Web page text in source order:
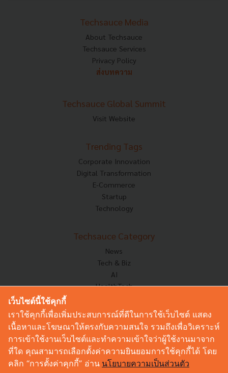
Techsauce Media
About Techsauce
Techsauce Services
Privacy Policy
ส่งบทความ
Techsauce Global Summit
Visit Website
Trending Tags
Corporate Innovation
Digital Transformation
E-Commerce
Startup
Technology
Techsauce Category
News
Tech & Biz
AI
HealthTech
Corp Innov
Saucy Thoughts
Based On
Sustainable
Videos
Podcast
เว็บไซต์นี้ใช้คุกกี้
เราใช้คุกกี้เพื่อเพิ่มประสบการณ์ที่ดีในการใช้เว็บไซต์ แสดง
เนื้อหาและโฆษณาให้ตรงกับความสนใจ รวมถึงเพื่อวิเคราะห์
การเข้าใช้งานเว็บไซต์และทำความเข้าใจว่าผู้ใช้งานมาจาก
ที่ใด คุณสามารถเลือกตั้งค่าความยินยอมการใช้คุกกี้ได้ โดย
คลิก “การตั้งค่าคุกกี้” อ่าน นโยบายความเป็นส่วนตัว